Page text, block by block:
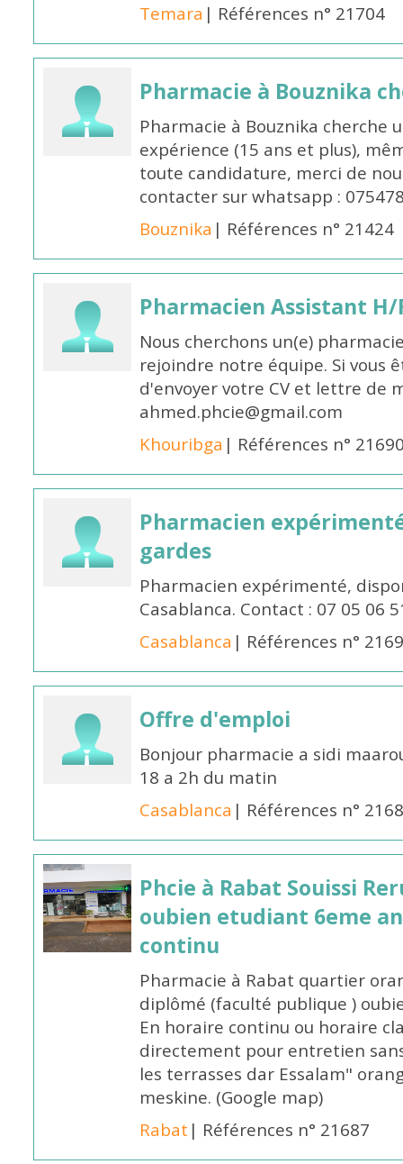
Temara | Références n° 21704
Pharmacie à Bouznika
Pharmacie à Bouznika cherche
expérience (15 ans et plus),
toute candidature, merci de
contacter sur whatsapp :
Bouznika | Références n° 21424
Pharmacien Assistant
Nous cherchons un(e)
rejoindre notre équipe. Si vous
d'envoyer votre CV et lettre de
ahmed.phcie@gmail.com
Khouribga | Références n°
Pharmacien
gardes
Pharmacien expérimenté,
Casablanca. Contact : 07 05 06
Casablanca | Références n°
Offre d'emploi
Bonjour pharmacie a sidi
18 a 2h du matin
Casablanca | Références n°
Phcie à Rabat Souissi
oubien etudiant 6eme
continu
Pharmacie à Rabat quartier
diplômé (faculté publique )
En horaire continu ou horaire
directement pour entretien
les terrasses dar Essalam"
meskine. (Google map)
Rabat | Références n° 21687